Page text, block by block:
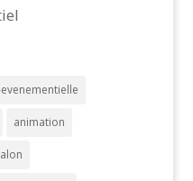
animation